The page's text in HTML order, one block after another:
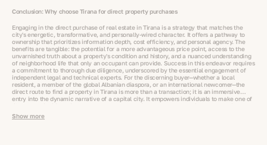
Conclusion: Why choose Tirana for direct property purchases
Engaging in the direct purchase of real estate in Tirana is a strategy that matches the
city's energetic, transformative, and personally-wired character. It offers a pathway to
ownership that prioritizes information depth, cost efficiency, and personal agency. The
benefits are tangible: the potential for a more advantageous price point, access to the
unvarnished truth about a property's condition and history, and a nuanced understanding
of neighborhood life that only an occupant can provide. Success in this endeavor requires
a commitment to thorough due diligence, underscored by the essential engagement of
independent legal and technical experts. For the discerning buyer—whether a local
resident, a member of the global Albanian diaspora, or an international newcomer—the
direct route to find a property in Tirana is more than a transaction; it is an immersive
entry into the dynamic narrative of a capital city. It empowers individuals to make one of
the very fabric of urban life.
Show more